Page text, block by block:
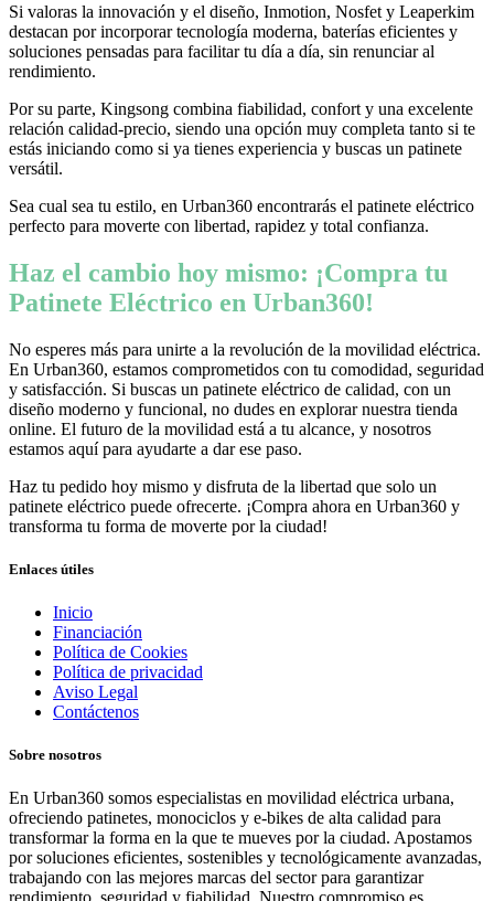
Si valoras la innovación y el diseño, Inmotion, Nosfet y Leaperkim
destacan por incorporar tecnología moderna, baterías eficientes y
soluciones pensadas para facilitar tu día a día, sin renunciar al
rendimiento.
Por su parte, Kingsong combina fiabilidad, confort y una excelente
relación calidad-precio, siendo una opción muy completa tanto si te
estás iniciando como si ya tienes experiencia y buscas un patinete
versátil.
Sea cual sea tu estilo, en Urban360 encontrarás el patinete eléctrico
perfecto para moverte con libertad, rapidez y total confianza.
Haz el cambio hoy mismo: ¡Compra tu
Patinete Eléctrico en Urban360!
No esperes más para unirte a la revolución de la movilidad eléctrica.
En Urban360, estamos comprometidos con tu comodidad, seguridad
y satisfacción. Si buscas un patinete eléctrico de calidad, con un
diseño moderno y funcional, no dudes en explorar nuestra tienda
online. El futuro de la movilidad está a tu alcance, y nosotros
estamos aquí para ayudarte a dar ese paso.
Haz tu pedido hoy mismo y disfruta de la libertad que solo un
patinete eléctrico puede ofrecerte. ¡Compra ahora en Urban360 y
transforma tu forma de moverte por la ciudad!
Enlaces útiles
Inicio
Financiación
Política de Cookies
Política de privacidad
Aviso Legal
Contáctenos
Sobre nosotros
En Urban360 somos especialistas en movilidad eléctrica urbana,
ofreciendo patinetes, monociclos y e-bikes de alta calidad para
transformar la forma en la que te mueves por la ciudad. Apostamos
por soluciones eficientes, sostenibles y tecnológicamente avanzadas,
trabajando con las mejores marcas del sector para garantizar